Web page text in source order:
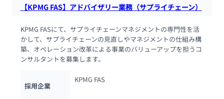
【KPMG FAS】アドバイザリー業務（サプライチェーン）
KPMG FASにて、サプライチェーンマネジメントの専門性を活
かして、サプライチェーンの見直しやマネジメントの仕組み構
築、オペレーション改革による事業のバリューアップを担うコ
ンサルタントを募集します。
採用企業
KPMG FAS